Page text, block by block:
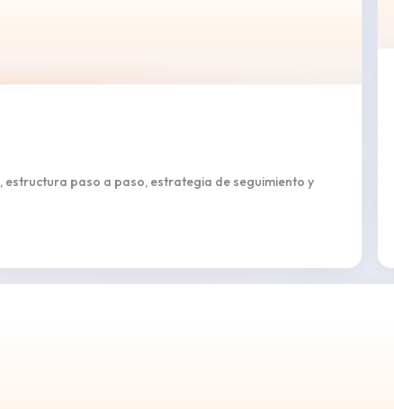
paso a paso, estrategia de seguimiento y